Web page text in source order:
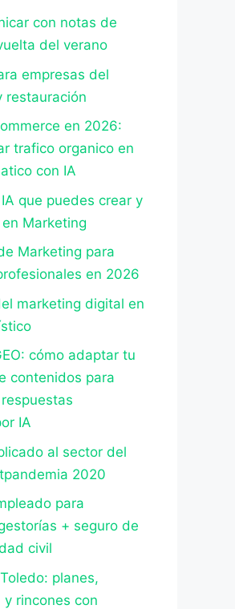
con notas de
del verano
empresas del
restauración
en 2026:
trafico organico en
con IA
que puedes crear y
Marketing
Marketing para
en 2026
marketing digital en
cómo adaptar tu
contenidos para
IA
al sector del
2020
para
+ seguro de
civil
planes,
rincones con